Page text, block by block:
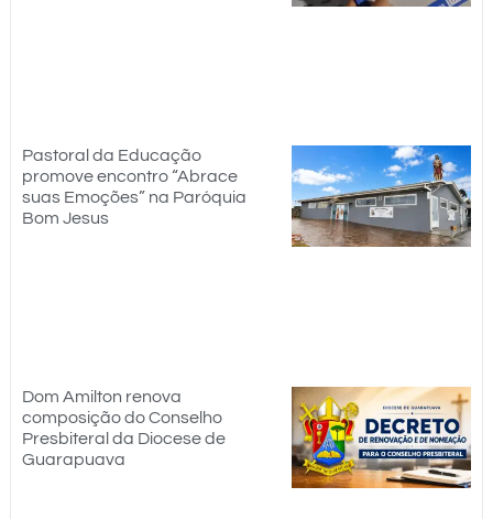
Pastoral da Educação
promove encontro “Abrace
suas Emoções” na Paróquia
Bom Jesus
Dom Amilton renova
composição do Conselho
Presbiteral da Diocese de
Guarapuava